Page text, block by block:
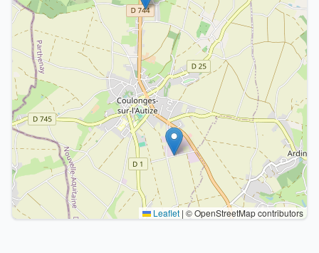
Leaflet | © OpenStreetMap contributors